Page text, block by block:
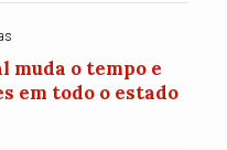
o tempo e
em todo o estado